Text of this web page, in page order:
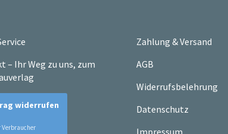
– Ihr Weg zu uns, zum
Zahlung & Versand
AGB
Widerrufsbelehrung
Datenschutz
Impressum